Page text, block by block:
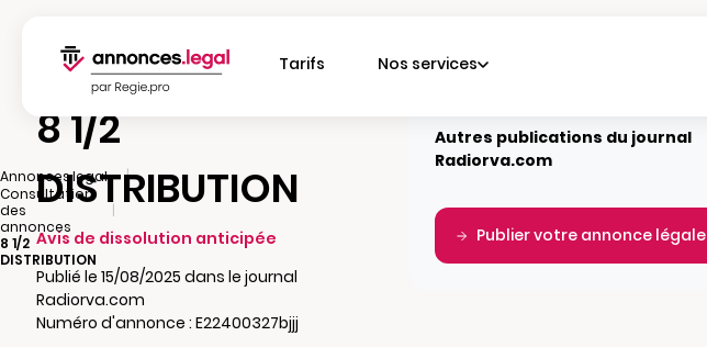
Tarifs Nos services
Annonces.legal
|
Consultation
des
annonces
|
8 1/2
DISTRIBUTION
8 1/2
DISTRIBUTION
Avis de dissolution anticipée
Publié le 15/08/2025 dans le journal
Radiorva.com
Numéro d'annonce : E22400327bjjj
Autres publications du journal
Radiorva.com
Publier votre annonce légale